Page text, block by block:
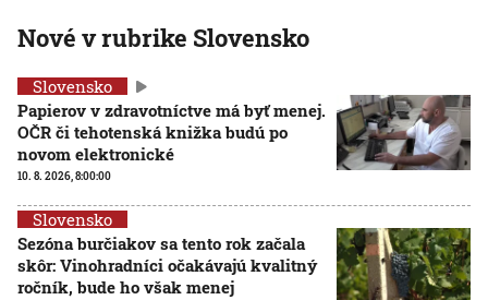
Nové v rubrike Slovensko
Slovensko
Papierov v zdravotníctve má byť menej.
OČR či tehotenská knižka budú po
novom elektronické
10. 8. 2026, 8:00:00
Slovensko
Sezóna burčiakov sa tento rok začala
skôr: Vinohradníci očakávajú kvalitný
ročník, bude ho však menej